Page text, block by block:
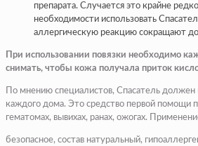
препарата. Случается это крайне
необходимости использовать
аллергическую реакцию сокращают
При использовании повязки необходимо
снимать, чтобы кожа получала приток
По мнению специалистов, Спасатель должен
каждого дома. Это средство первой помощи
гематомах, вывихах, ранах, ожогах.
безопасное, состав натуральный,